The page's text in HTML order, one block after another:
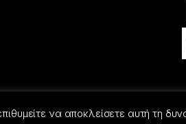
να αποκλείσετε αυτή τη